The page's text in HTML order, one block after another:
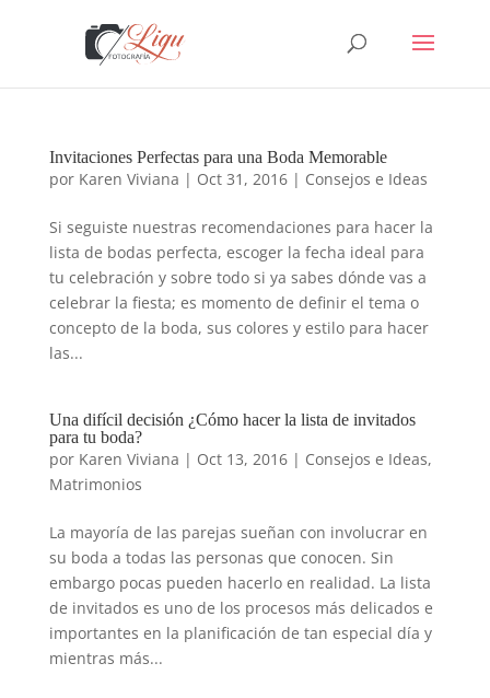
Invitaciones Perfectas para una Boda Memorable
por Karen Viviana | Oct 31, 2016| Consejos e Ideas
Si seguiste nuestras recomendaciones para hacer la
lista de bodas perfecta, escoger la fecha ideal para
tu celebración y sobre todo si ya sabes dónde vas a
celebrar la fiesta; es momento de definir el tema o
concepto de la boda, sus colores y estilo para hacer
las...
Una difícil decisión ¿Cómo hacer la lista de invitados
para tu boda?
por Karen Viviana | Oct 13, 2016| Consejos e Ideas,
Matrimonios
La mayoría de las parejas sueñan con involucrar en
su boda a todas las personas que conocen. Sin
embargo pocas pueden hacerlo en realidad. La lista
de invitados es uno de los procesos más delicados e
importantes en la planificación de tan especial día y
mientras más...